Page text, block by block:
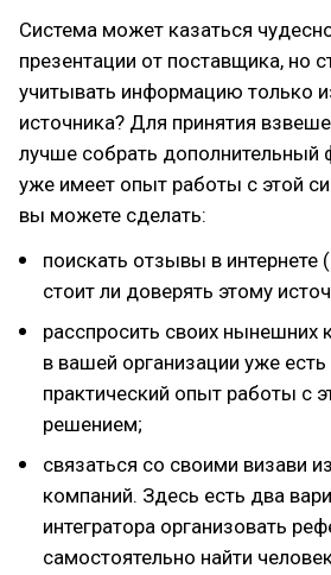
Система может казаться
презентации от поставщика, но
учитывать информацию только
источника? Для принятия
лучше собрать дополнительный
уже имеет опыт работы с этой
вы можете сделать:
поискать отзывы в интернете
стоит ли доверять этому
расспросить своих нынешних
в вашей организации уже есть
практический опыт работы с
решением;
связаться со своими визави
компаний. Здесь есть два
интегратора организовать
самостоятельно найти